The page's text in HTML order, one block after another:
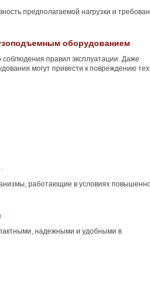
предполагаемой нагрузки и
оборудованием
соблюдения правил эксплуатации. Даже
могут привести к повреждению
работающие в условиях
надежными и удобными в